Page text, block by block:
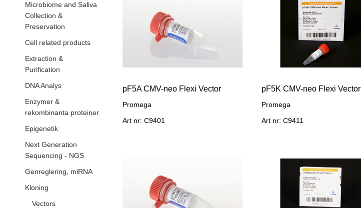
Microbiome and Saliva
Collection &
Preservation
Cell related products
Extraction &
Purification
DNA Analys
Enzymer &
rekombinanta proteiner
Epigenetik
Next Generation
Sequencing - NGS
Genreglering, miRNA
Kloning
Vectors
pF5A CMV-neo Flexi Vector
Promega
Art nr: C9401
pF5K CMV-neo Flexi Vector
Promega
Art nr: C9411